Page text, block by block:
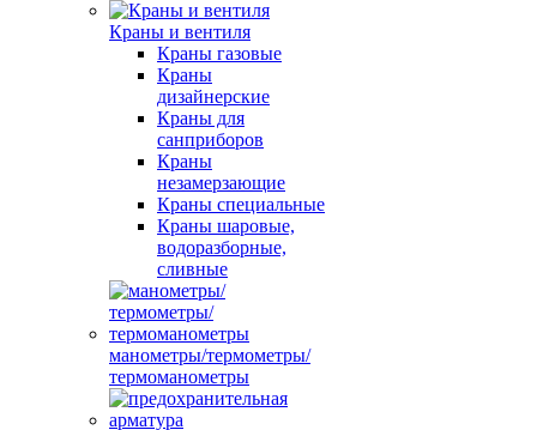
Краны и вентиля
Краны газовые
Краны
дизайнерские
Краны для
санприборов
Краны
незамерзающие
Краны специальные
Краны шаровые,
водоразборные,
сливные
манометры/термометры/
термоманометры